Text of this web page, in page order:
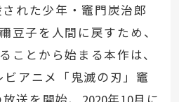
れた少年・竈門炭治郎
豆子を人間に戻すため、
ことから始まる本作は、
アニメ「鬼滅の刃」竈